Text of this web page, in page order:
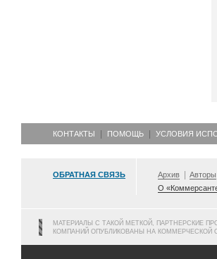
КОНТАКТЫ ПОМОЩЬ УСЛОВИЯ
ОБРАТНАЯ СВЯЗЬ Архив Авторы
О
МАТЕРИАЛЫ С ТАКОЙ МЕТКОЙ, ПАРТНЕРСКИЕ
КОМПАНИЙ ОПУБЛИКОВАНЫ НА КОММЕРЧЕСКОЙ